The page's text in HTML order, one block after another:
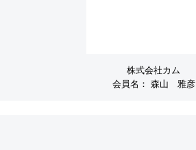
株式会社カム
会員名： 森山 雅彦